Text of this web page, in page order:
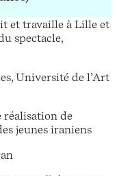
et travaille à Lille et
spectacle,
Université de l’Art
réalisation de
jeunes iraniens